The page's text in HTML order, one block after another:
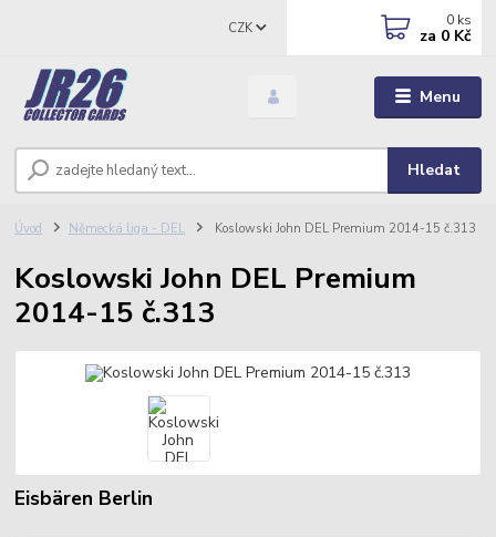
Menu
CZK
Hledat
0 ks
za 0 Kč
Úvod Německá liga - DEL Koslowski John DEL Premium 2014-15 č.313
Koslowski John DEL Premium
2014-15 č.313
Eisbären Berlin